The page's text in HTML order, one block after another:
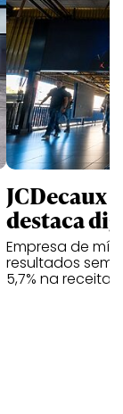
JCDecaux
destaca
Empresa de
resultados
5,7% na receita